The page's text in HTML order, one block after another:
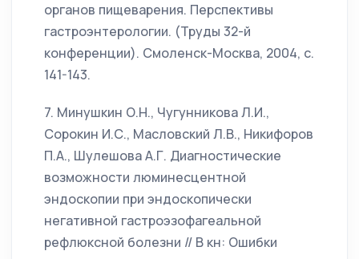
органов пищеварения. Перспективы
гастроэнтерологии. (Труды 32-й
конференции). Смоленск-Москва, 2004, с.
141-143.
7. Минушкин О.Н., Чугунникова Л.И.,
Сорокин И.С., Масловский Л.В., Никифоров
П.А., Шулешова А.Г. Диагностические
возможности люминесцентной
эндоскопии при эндоскопически
негативной гастроэзофагеальной
рефлюксной болезни // В кн: Ошибки